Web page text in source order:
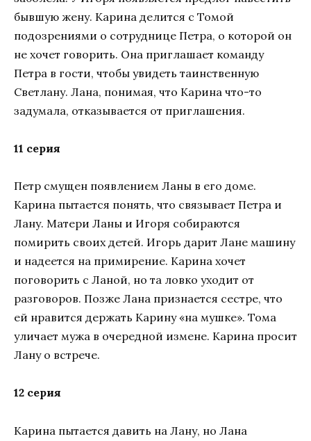
бывшую жену. Карина делится с Томой
подозрениями о сотруднице Петра, о которой он
не хочет говорить. Она приглашает команду
Петра в гости, чтобы увидеть таинственную
Светлану. Лана, понимая, что Карина что-то
задумала, отказывается от приглашения.
11 серия
Петр смущен появлением Ланы в его доме.
Карина пытается понять, что связывает Петра и
Лану. Матери Ланы и Игоря собираются
помирить своих детей. Игорь дарит Лане машину
и надеется на примирение. Карина хочет
поговорить с Ланой, но та ловко уходит от
разговоров. Позже Лана признается сестре, что
ей нравится держать Карину «на мушке». Тома
уличает мужа в очередной измене. Карина просит
Лану о встрече.
12 серия
Карина пытается давить на Лану, но Лана